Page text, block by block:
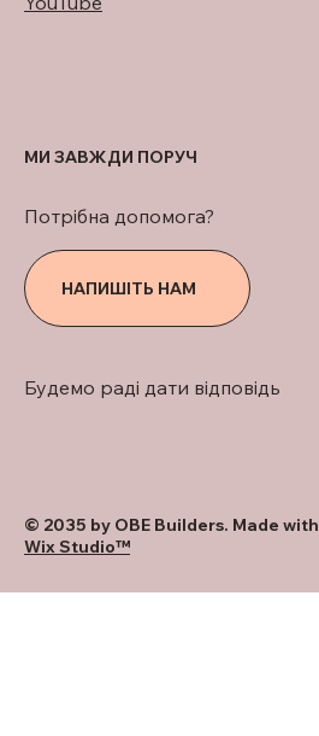
Будемо раді дати відповідь
НАПИШІТЬ НАМ
Потрібна допомога?
МИ ЗАВЖДИ ПОРУЧ
© 2035 by OBE Builders. Made with
Wix Studio™